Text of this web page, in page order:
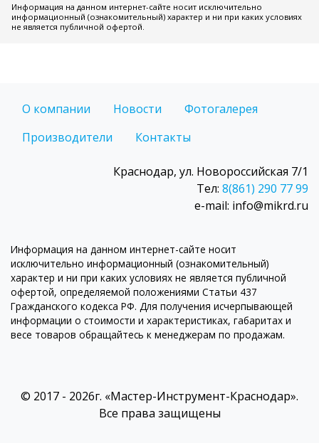
Информация на данном интернет-сайте носит исключительно
информационный (ознакомительный) характер и ни при каких условиях
не является публичной офертой.
О компании Новости
Фотогалерея
Производители
Контакты
Краснодар, ул. Новороссийская 7/1
Тел: 8(861) 290 77 99
e-mail: info@mikrd.ru
Информация на данном интернет-сайте носит
исключительно информационный (ознакомительный)
характер и ни при каких условиях не является публичной
офертой, определяемой положениями Статьи 437
Гражданского кодекса РФ. Для получения исчерпывающей
информации о стоимости и характеристиках, габаритах и
весе товаров обращайтесь к менеджерам по продажам.
© 2017 - 2026г. «Мастер-Инструмент-Краснодар».
Все права защищены